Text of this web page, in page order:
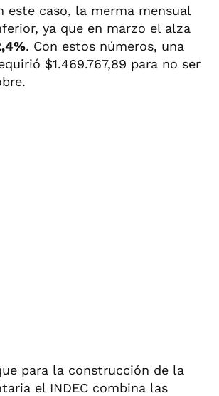
este caso, la merma mensual
ya que en marzo el alza
. Con estos números, una
$1.469.767,89 para no ser
para la construcción de la
el INDEC combina las